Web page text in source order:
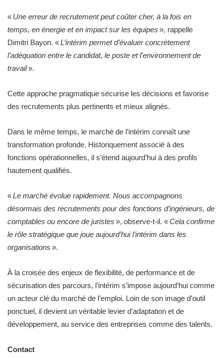
« Une erreur de recrutement peut coûter cher, à la fois en
temps, en énergie et en impact sur les équipes », rappelle
Dimitri Bayon. «L’intérim permet d’évaluer concrètement
l’adéquation entre le candidat, le poste et l’environnement de
travail».
Cette approche pragmatique sécurise les décisions et favorise
des recrutements plus pertinents et mieux alignés.
Dans le même temps, le marché de l’intérim connaît une
transformation profonde. Historiquement associé à des
fonctions opérationnelles, il s’étend aujourd’hui à des profils
hautement qualifiés.
«Le marché évolue rapidement. Nous accompagnons
désormais des recrutements pour des fonctions d’ingénieurs, de
comptables ou encore de juristes », observe-t-il. «Cela confirme
le rôle stratégique que joue aujourd’hui l’intérim dans les
organisations ».
À la croisée des enjeux de flexibilité, de performance et de
sécurisation des parcours, l’intérim s’impose aujourd’hui comme
un acteur clé du marché de l’emploi. Loin de son image d’outil
ponctuel, il devient un véritable levier d’adaptation et de
développement, au service des entreprises comme des talents.
Contact